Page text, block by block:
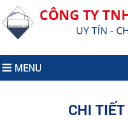
MENU
CHI